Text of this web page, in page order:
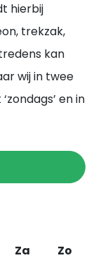
Za Zo
hierbij
trekzak,
kan
wij in twee
en in